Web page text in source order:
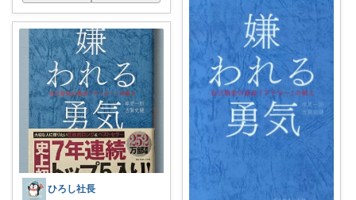
ひろし社長